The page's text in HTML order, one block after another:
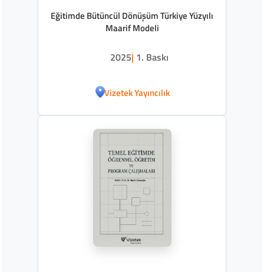
Eğitimde Bütüncül Dönüşüm Türkiye Yüzyılı
Maarif Modeli
2025| 1. Baskı
Vizetek Yayıncılık